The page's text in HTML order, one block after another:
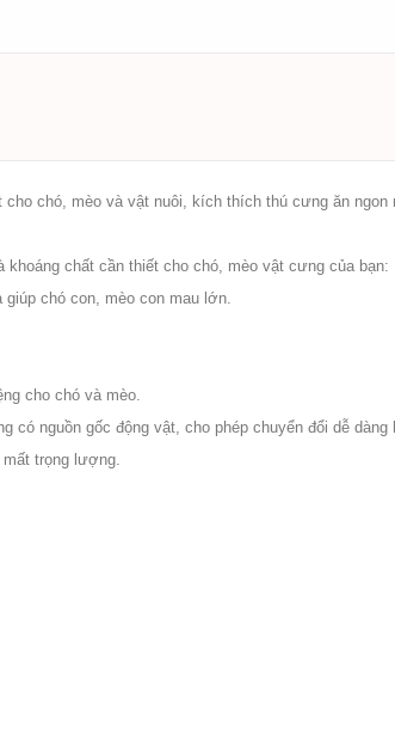
chó, mèo và vật nuôi, kích thích thú cưng ăn ngon
chất cần thiết cho chó, mèo vật cưng của bạn:
chó con, mèo con mau lớn.
cho chó và mèo.
nguồn gốc động vật, cho phép chuyển đổi dễ
trọng lượng.